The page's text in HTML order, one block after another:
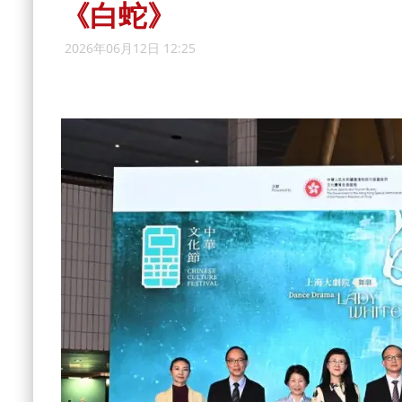
《白蛇》
2026年06月12日 12:25